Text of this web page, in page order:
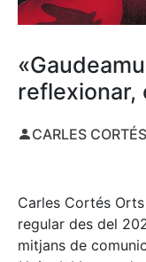
reflexionar,
CARLES
Carles Cortés
regular des del
mitjans de